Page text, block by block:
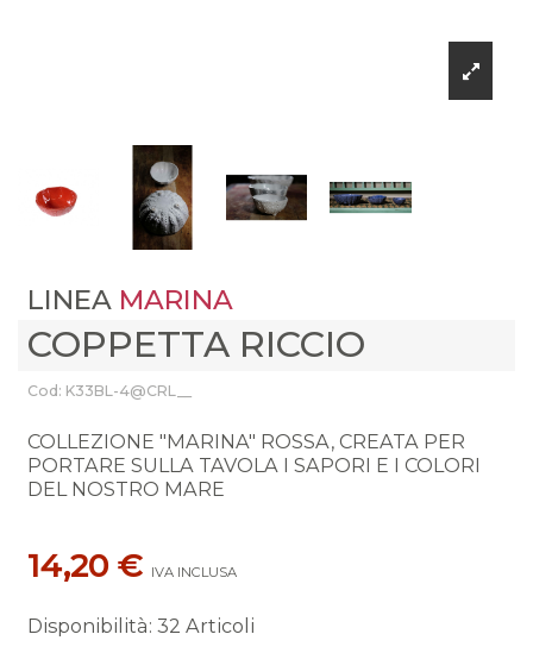
LINEA MARINA
COPPETTA RICCIO
Cod: K33BL-4@CRL__
COLLEZIONE "MARINA" ROSSA, CREATA PER
PORTARE SULLA TAVOLA I SAPORI E I COLORI
DEL NOSTRO MARE
14,20 € IVA INCLUSA
Disponibilità: 32 Articoli